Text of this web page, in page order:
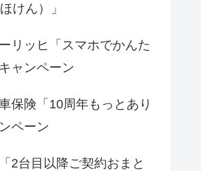
けん）」
リッヒ「スマホでかんた
ャンペーン
保険「10周年もっとあり
ペーン
2台目以降ご契約おまと